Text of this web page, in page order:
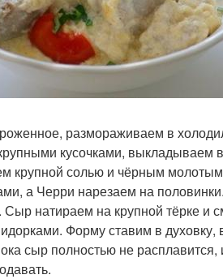
размораживаем в
кусочками, выкладываем
крупной солью и чёрным
а Черри нарезаем на
Сыр натираем на крупной тёрке и
Форму ставим в
сыр полностью не расплавится,